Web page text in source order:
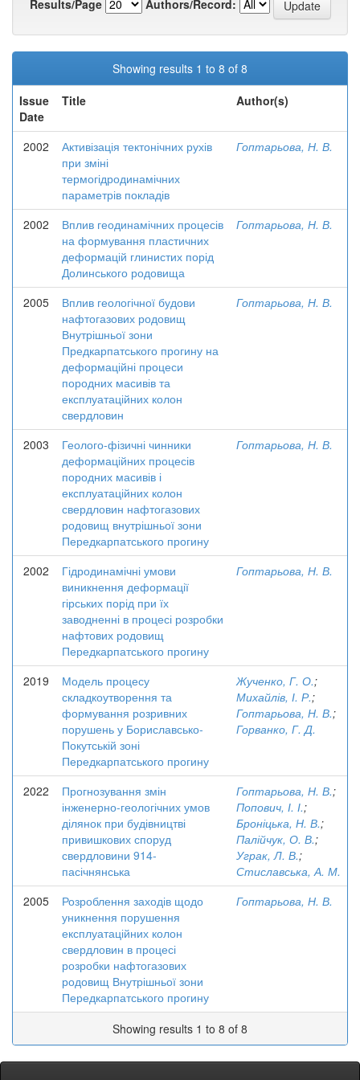
Results/Page
Authors/Record:
Showing results 1 to 8 of 8
Issue
Date
Title Author(s)
2002
Активізація тектонічних рухів
при зміні
термогідродинамічних
параметрів покладів
Гоптарьова, Н. В.
2002
Вплив геодинамічних процесів
на формування пластичних
деформацій глинистих порід
Долинського родовища
Гоптарьова, Н. В.
2005
Вплив геологічної будови
нафтогазових родовищ
Внутрішньої зони
Предкарпатського прогину на
деформаційні процеси
породних масивів та
експлуатаційних колон
свердловин
Гоптарьова, Н. В.
2003
Геолого-фізичні чинники
деформаційних процесів
породних масивів і
експлуатаційних колон
свердловин нафтогазових
родовищ внутрішньої зони
Передкарпатського прогину
Гоптарьова, Н. В.
2002
Гідродинамічні умови
виникнення деформації
гірських порід при їх
заводненні в процесі розробки
нафтових родовищ
Передкарпатського прогину
Гоптарьова, Н. В.
2019
Модель процесу
складкоутворення та
формування розривних
порушень у Бориславсько-
Покутській зоні
Передкарпатського прогину
Жученко, Г. О.;
Михайлів, І. Р.;
Гоптарьова, Н. В.;
Горванко, Г. Д.
2022
Прогнозування змін
інженерно-геологічних умов
ділянок при будівництві
привишкових споруд
свердловини 914-
пасічнянська
Гоптарьова, Н. В.;
Попович, І. І.;
Броніцька, Н. В.;
Палійчук, О. В.;
Уграк, Л. В.;
Стиславська, А. М.
2005
Розроблення заходів щодо
уникнення порушення
експлуатаційних колон
свердловин в процесі
розробки нафтогазових
родовищ Внутрішньої зони
Передкарпатського прогину
Гоптарьова, Н. В.
Showing results 1 to 8 of 8